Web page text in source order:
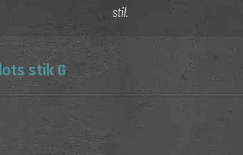
stil.
stik G